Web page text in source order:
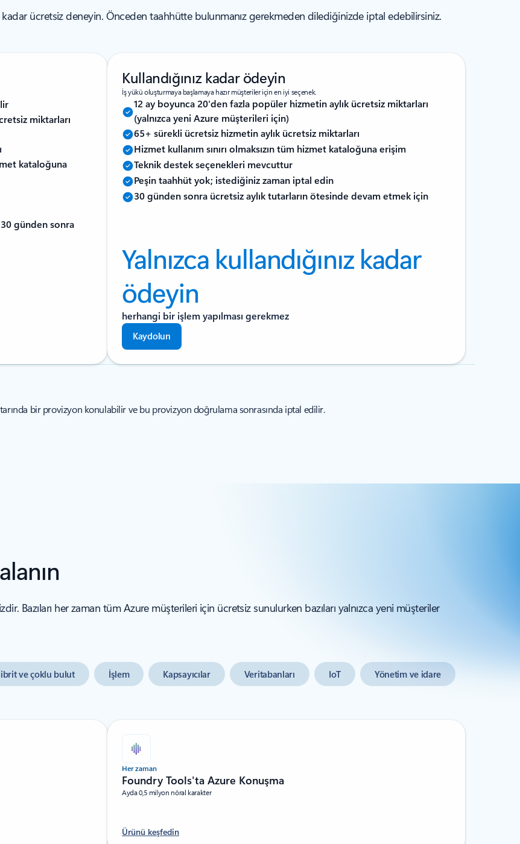
kadar ücretsiz deneyin. Önceden taahhütte bulunmanız gerekmeden dilediğinizde iptal edebilirsiniz.
miktarları
kataloğuna
günden sonra
Kullandığınız kadar ödeyin
İş yükü oluşturmaya başlamaya hazır müşteriler için en iyi seçenek.
12 ay boyunca 20'den fazla popüler hizmetin aylık ücretsiz miktarları
(yalnızca yeni Azure müşterileri için)
65+ sürekli ücretsiz hizmetin aylık ücretsiz miktarları
Hizmet kullanım sınırı olmaksızın tüm hizmet kataloğuna erişim
Teknik destek seçenekleri mevcuttur
Peşin taahhüt yok; istediğiniz zaman iptal edin
30 günden sonra ücretsiz aylık tutarların ötesinde devam etmek için
Yalnızca kullandığınız kadar
ödeyin
herhangi bir işlem yapılması gerekmez
Kaydolun
bir provizyon konulabilir ve bu provizyon doğrulama sonrasında iptal edilir.
Bazıları her zaman tüm Azure müşterileri için ücretsiz sunulurken bazıları yalnızca yeni müşteriler
ve çoklu bulut İşlem Kapsayıcılar Veritabanları IoT Yönetim ve idare
Her zaman
Foundry Tools'ta Azure Konuşma
Ayda 0,5 milyon nöral karakter
Ürünü keşfedin